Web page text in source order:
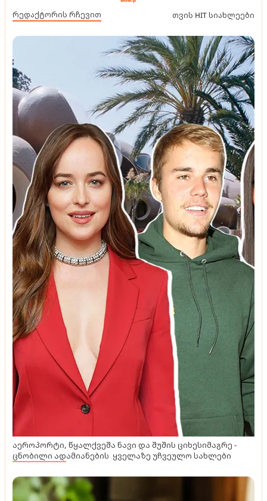
რედაქტორის რჩევით თვის HIT სიახლეები
აეროპორტი, წყალქვეშა ნავი და შუშის ციხესიმაგრე -
ცნობილი ადამიანების ყველაზე უჩვეულო სახლები